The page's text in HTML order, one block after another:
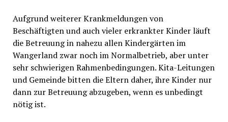
Aufgrund weiterer Krankmeldungen von
Beschäftigten und auch vieler erkrankter Kinder läuft
die Betreuung in nahezu allen Kindergärten im
Wangerland zwar noch im Normalbetrieb, aber unter
sehr schwierigen Rahmenbedingungen. Kita-Leitungen
und Gemeinde bitten die Eltern daher, ihre Kinder nur
dann zur Betreuung abzugeben, wenn es unbedingt
nötig ist.